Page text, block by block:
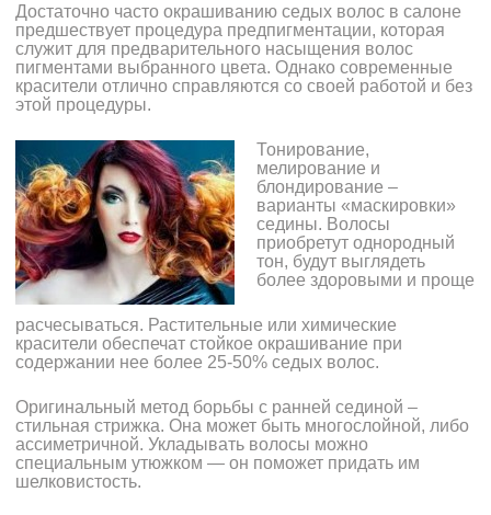
Достаточно часто окрашиванию седых волос в салоне
предшествует процедура предпигментации, которая
служит для предварительного насыщения волос
пигментами выбранного цвета. Однако современные
красители отлично справляются со своей работой и без
этой процедуры.
Тонирование,
мелирование и
блондирование –
варианты «маскировки»
седины. Волосы
приобретут однородный
тон, будут выглядеть
более здоровыми и проще
расчесываться. Растительные или химические
красители обеспечат стойкое окрашивание при
содержании нее более 25-50% седых волос.
Оригинальный метод борьбы с ранней сединой –
стильная стрижка. Она может быть многослойной, либо
ассиметричной. Укладывать волосы можно
специальным утюжком — он поможет придать им
шелковистость.